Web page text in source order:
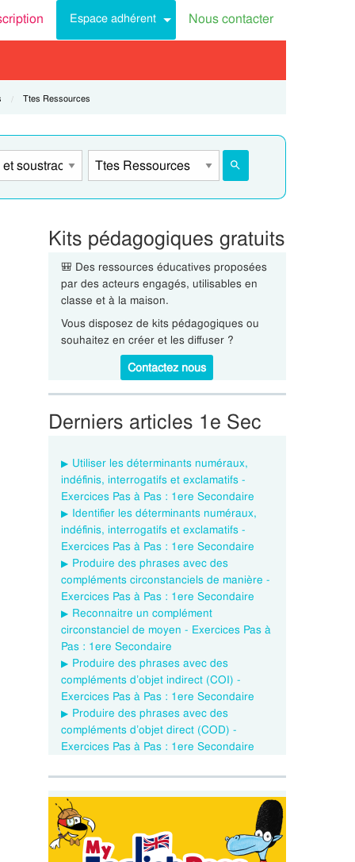
Espace adhérent Nous contacter
Current:
Ttes Ressources
Kits pédagogiques gratuits
🎒 Des ressources éducatives proposées
par des acteurs engagés, utilisables en
classe et à la maison.
Vous disposez de kits pédagogiques ou
souhaitez en créer et les diffuser ?
Contactez nous
Derniers articles 1e Sec
Utiliser les déterminants numéraux,
indéfinis, interrogatifs et exclamatifs -
Exercices Pas à Pas : 1ere Secondaire
Identifier les déterminants numéraux,
indéfinis, interrogatifs et exclamatifs -
Exercices Pas à Pas : 1ere Secondaire
Produire des phrases avec des
compléments circonstanciels de manière -
Exercices Pas à Pas : 1ere Secondaire
Reconnaitre un complément
circonstanciel de moyen - Exercices Pas à
Pas : 1ere Secondaire
Produire des phrases avec des
compléments d’objet indirect (COI) -
Exercices Pas à Pas : 1ere Secondaire
Produire des phrases avec des
compléments d’objet direct (COD) -
Exercices Pas à Pas : 1ere Secondaire